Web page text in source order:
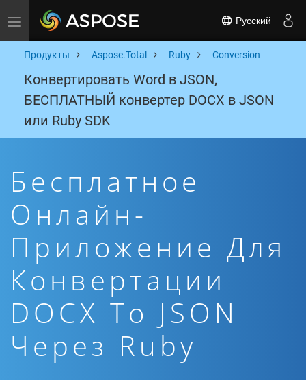
Toggle navigation Русский
Продукты Aspose.Total Ruby Conversion
Конвертировать Word в JSON,
БЕСПЛАТНЫЙ конвертер DOCX в JSON
или Ruby SDK
Бесплатное
Онлайн-
Приложение Для
Конвертации
DOCX To JSON
Через Ruby